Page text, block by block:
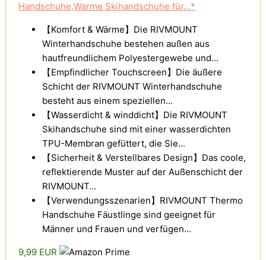
Handschuhe,Warme Skihandschuhe für...*
【Komfort & Wärme】Die RIVMOUNT
Winterhandschuhe bestehen außen aus
hautfreundlichem Polyestergewebe und...
【Empfindlicher Touchscreen】Die äußere
Schicht der RIVMOUNT Winterhandschuhe
besteht aus einem speziellen...
【Wasserdicht & winddicht】Die RIVMOUNT
Skihandschuhe sind mit einer wasserdichten
TPU-Membran gefüttert, die Sie...
【Sicherheit & Verstellbares Design】Das coole,
reflektierende Muster auf der Außenschicht der
RIVMOUNT...
【Verwendungsszenarien】RIVMOUNT Thermo
Handschuhe Fäustlinge sind geeignet für
Männer und Frauen und verfügen...
9,99 EUR